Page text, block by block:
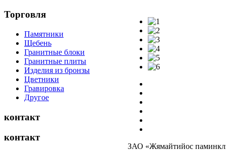
ЗАО «Жямайтийос
Торговля
Памятники
Щебень
Гранитные блоки
Гранитные плиты
Изделия из бронзы
Цветники
Гравировка
Другое
контакт
контакт